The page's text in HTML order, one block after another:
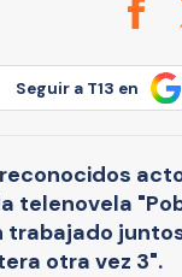
Seguir a T13 en
telenovela
trabajado
otra vez 3".